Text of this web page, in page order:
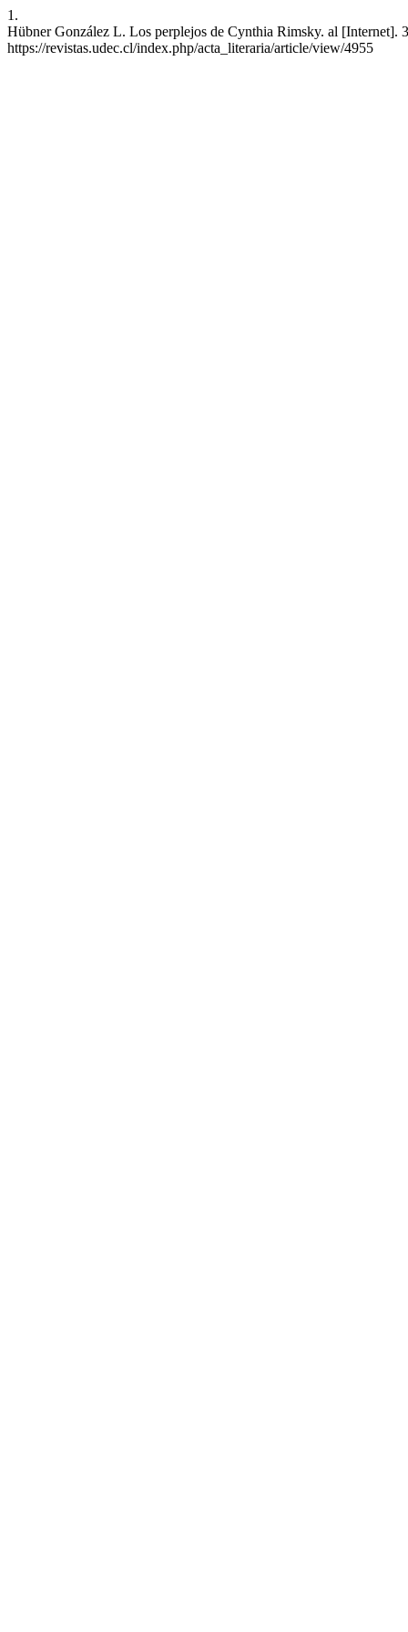
1.
Hübner González L. Los perplejos de Cynthia Rimsky. al [Internet].
https://revistas.udec.cl/index.php/acta_literaria/article/view/4955